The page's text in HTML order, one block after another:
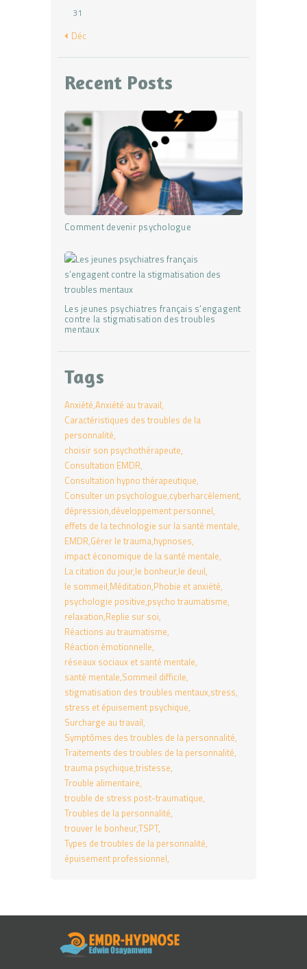
31
« Déc
Recent Posts
Comment devenir psychologue
Les jeunes psychiatres français s’engagent
contre la stigmatisation des troubles
mentaux
Tags
Anxiété Anxiété au travail
Caractéristiques des troubles de la
personnalité
choisir son psychothérapeute
Consultation EMDR
Consultation hypno thérapeutique
Consulter un psychologue cyberharcèlement
dépression développement personnel
effets de la technologie sur la santé mentale
EMDR Gérer le trauma hypnoses
impact économique de la santé mentale
La citation du jour le bonheur le deuil
le sommeil Méditation Phobie et anxiété
psychologie positive psycho traumatisme
relaxation Replie sur soi
Réactions au traumatisme
Réaction émotionnelle
réseaux sociaux et santé mentale
santé mentale Sommeil difficile
stigmatisation des troubles mentaux stress
stress et épuisement psychique
Surcharge au travail
Symptômes des troubles de la personnalité
Traitements des troubles de la personnalité
trauma psychique tristesse
Trouble alimentaire
trouble de stress post-traumatique
Troubles de la personnalité
trouver le bonheurTSPT
Types de troubles de la personnalité
épuisement professionnel